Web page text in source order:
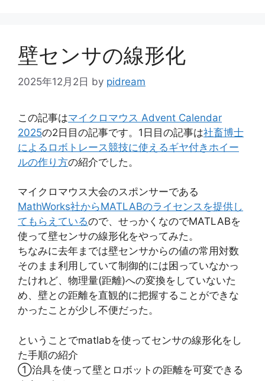
壁センサの線形化
2025年12月2日 by pidream
この記事はマイクロマウス Advent Calendar
2025の2日目の記事です。1日目の記事は社畜博士
によるロボトレース競技に使えるギヤ付きホイー
ルの作り方の紹介でした。
マイクロマウス大会のスポンサーである
MathWorks社からMATLABのライセンスを提供し
てもらえているので、せっかくなのでMATLABを
使って壁センサの線形化をやってみた。
ちなみに去年までは壁センサからの値の常用対数
そのまま利用していて制御的には困っていなかっ
たけれど、物理量(距離)への変換をしていないた
め、壁との距離を直観的に把握することができな
かったことが少し不便だった。
ということでmatlabを使ってセンサの線形化をし
た手順の紹介
①治具を使って壁とロボットの距離を可変できる